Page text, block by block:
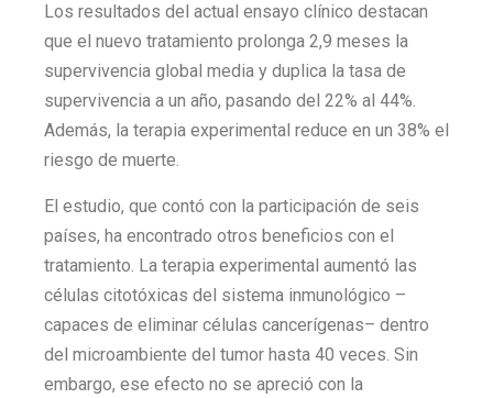
Los resultados del actual ensayo clínico destacan
que el nuevo tratamiento prolonga 2,9 meses la
supervivencia global media y duplica la tasa de
supervivencia a un año, pasando del 22% al 44%.
Además, la terapia experimental reduce en un 38% el
riesgo de muerte.
El estudio, que contó con la participación de seis
países, ha encontrado otros beneficios con el
tratamiento. La terapia experimental aumentó las
células citotóxicas del sistema inmunológico –
capaces de eliminar células cancerígenas– dentro
del microambiente del tumor hasta 40 veces. Sin
embargo, ese efecto no se apreció con la